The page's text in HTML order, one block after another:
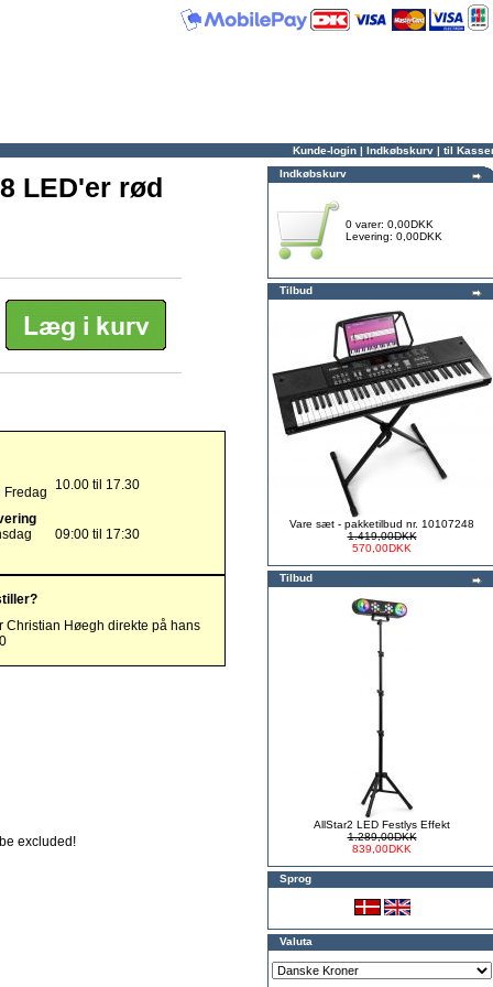
Kunde-login | Indkøbskurv | til
LED'er rød
Fredag
10.00 til 17.30
09:00 til 17:30
Høegh direkte på hans
excluded!
Indkøbskurv
0 varer: 0,00DKK
Levering: 0,00DKK
Tilbud
Vare sæt - pakketilbud nr. 10107248
1.419,00DKK
570,00DKK
Tilbud
AllStar2 LED Festlys Effekt
1.289,00DKK
839,00DKK
Sprog
Valuta